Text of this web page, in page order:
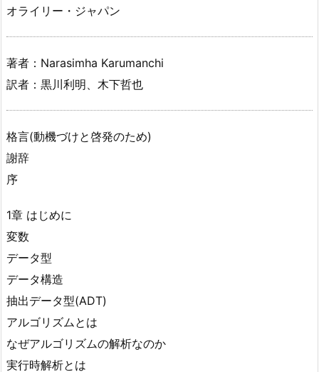
オライリー・ジャパン
著者：Narasimha Karumanchi
訳者：黒川利明、木下哲也
格言(動機づけと啓発のため)
謝辞
序
1章 はじめに
変数
データ型
データ構造
抽出データ型(ADT)
アルゴリズムとは
なぜアルゴリズムの解析なのか
実行時解析とは